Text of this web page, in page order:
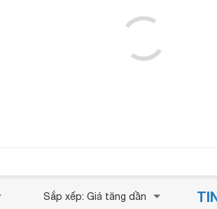
Sắp xếp: Giá tăng dần